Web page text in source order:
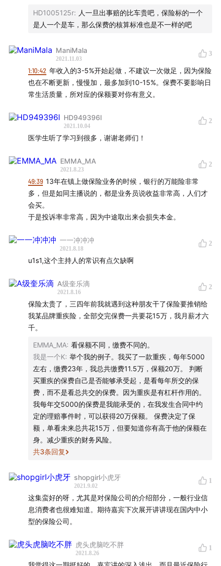
HD1005125r: 人一旦出事赔的比车贵吧，保险标的一个
是人一个是车，那么保费的核算标准也是不一样的吧
ManiMala
2021.11.03
3
1:10:42 年收入的3-5%开始起做，不建议一次做足，因为保险
也在不断更新，慢慢加，最多加到10-15%。保费不要影响日
常生活质量，所对应的保额要对你有意义。
HD949396l
2021.10.04
2
医学生听了学习到很多，谢谢老师们！
EMMA_MA
2021.8.23
2
49:39 13年在镇上做保险业务的时候，银行的万能险非常
多，但是如同主播说的，都是业务员说收益非常高，人们才
会买。
于是投诉率非常高，因为中途取出来会损失本金。
一一冲冲冲
2021.8.18
2
u1s1,这个主持人的常识有点欠缺啊
A级奎乐滴
2021.8.16
2
保险太贵了，三四年前我就遇到这种朋友干了保险要推销给
我某品牌重疾险，全部交完保费一共要花15万，我月薪才六
千。
EMMA_MA: 看保额不同，缴费不同的。
我是一个K: 举个我的例子。我买了一款重疾，每年5000
左右，缴费23年，我总共缴费11.5万，保额20万。 判断
买重疾的保费自己是否能够承受起，是看每年所交的保
费，而不是看总共交的保费。因为重疾是有杠杆作用的。
我每年交5000的保费是我能承受的，在我发生合同中约
定的理赔事件时，可以获得20万保额。 保费决定了保
额，单看未来总共花15万，但要知道你有高于他的保额在
身。减少重疾的财务风险。
共3条回复
shopgirl小虎牙
2021.9.02
1
这集蛮好的呀，尤其是对保险公司的介绍部分，一般行业信
息消费者也很难知道。期待嘉宾下次展开讲讲现在国内中小
型的保险公司。
虎头虎脑吃不胖
2021.8.26
1